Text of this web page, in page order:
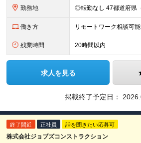
勤務地
働き方 リモートワーク相談可能
残業時間 20時間以内
求人を見る
掲載終了予定日：
終了間近 正社員 話を聞きたい応募可
株式会社ジョブズコンストラクション